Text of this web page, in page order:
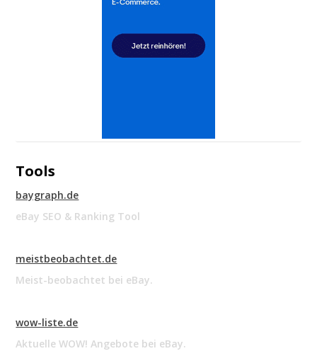
Tools
baygraph.de
eBay SEO & Ranking Tool
meistbeobachtet.de
Meist-beobachtet bei eBay.
wow-liste.de
Aktuelle WOW! Angebote bei eBay.